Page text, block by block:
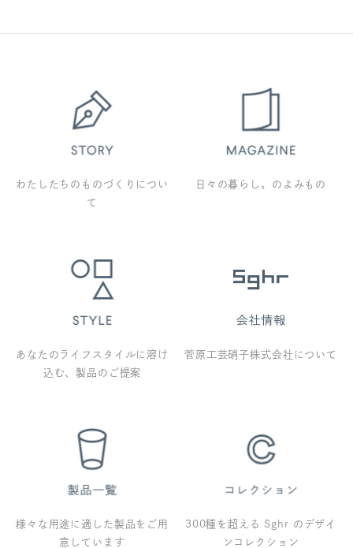
わたしたちのものづくりについ
て
日々の暮らし。のよみもの
あなたのライフスタイルに溶け
込む、製品のご提案
菅原工芸硝子株式会社について
様々な用途に適した製品をご用
意しています
300種を超える Sghr のデザイ
ンコレクション